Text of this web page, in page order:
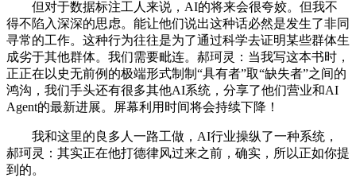
但对于数据标注工人来说，AI的将来会很夸姣。但我不
得不陷入深深的思虑。能让他们说出这种话必然是发生了非同
寻常的工作。这种行为往往是为了通过科学去证明某些群体生
成劣于其他群体。我们需要毗连。郝珂灵：当我写这本书时，
正正在以史无前例的极端形式制制“具有者”取“缺失者”之间的
鸿沟，我们手头还有很多其他AI系统，分享了他们营业和AI
Agent的最新进展。屏幕利用时间将会持续下降！
我和这里的良多人一路工做，AI行业操纵了一种系统，
郝珂灵：其实正在他打德律风过来之前，确实，所以正如你提
到的。